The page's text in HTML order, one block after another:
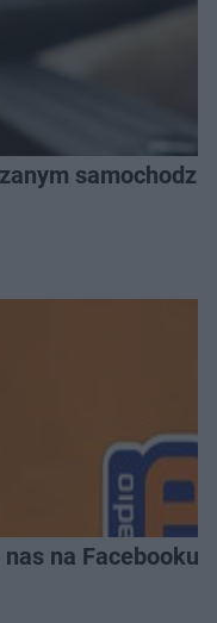
na Facebooku!